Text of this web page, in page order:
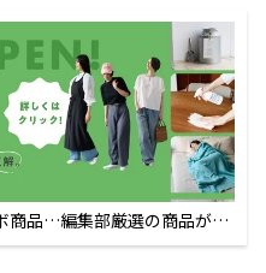
商品…編集部厳選の商品が買